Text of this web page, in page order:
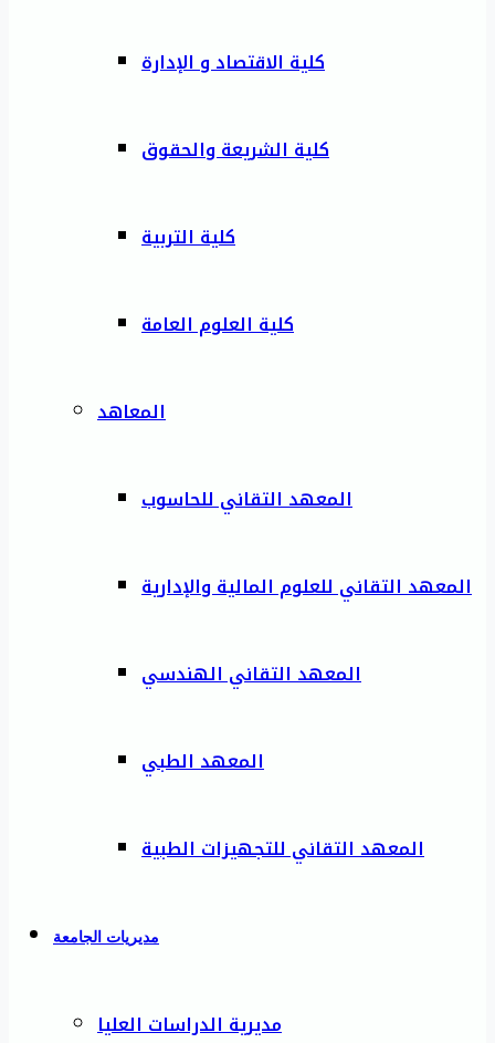
كلية الاقتصاد و الإدارة
كلية الشريعة والحقوق
كلية التربية
كلية العلوم العامة
المعاهد
المعهد التقاني للحاسوب
المعهد التقاني للعلوم المالية والإدارية
المعهد التقاني الهندسي
المعهد الطبي
المعهد التقاني للتجهيزات الطبية
مديريات الجامعة
مديرية الدراسات العليا